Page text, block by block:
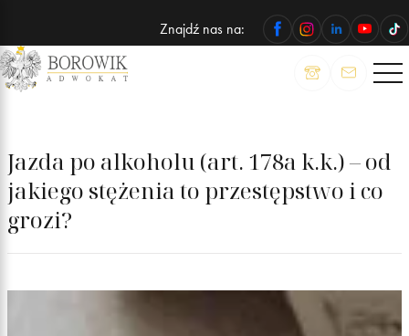
Znajdź nas na:
ADWOKAT
Wojciech
Jazda po alkoholu (art. 178a k.k.) – od
jakiego stężenia to przestępstwo i co
grozi?